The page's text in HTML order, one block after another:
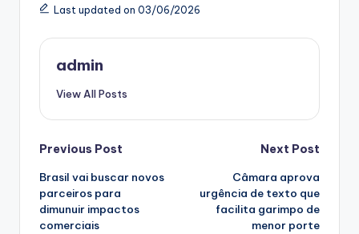
Last updated on 03/06/2026
admin
View All Posts
Post
navigation
Previous Post
Brasil vai buscar novos
parceiros para
dimunuir impactos
comerciais
Next Post
Câmara aprova
urgência de texto que
facilita garimpo de
menor porte